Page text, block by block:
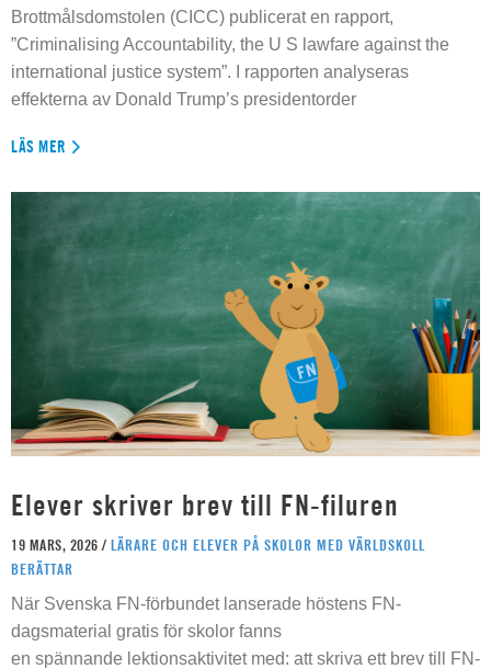
Brottmålsdomstolen (CICC) publicerat en rapport,
”Criminalising Accountability, the U S lawfare against the
international justice system”. I rapporten analyseras
effekterna av Donald Trump’s presidentorder
LÄS MER
Elever skriver brev till FN-filuren
19 MARS, 2026 / LÄRARE OCH ELEVER PÅ SKOLOR MED VÄRLDSKOLL
BERÄTTAR
När Svenska FN-förbundet lanserade höstens FN-
dagsmaterial gratis för skolor fanns
en spännande lektionsaktivitet med: att skriva ett brev till FN-